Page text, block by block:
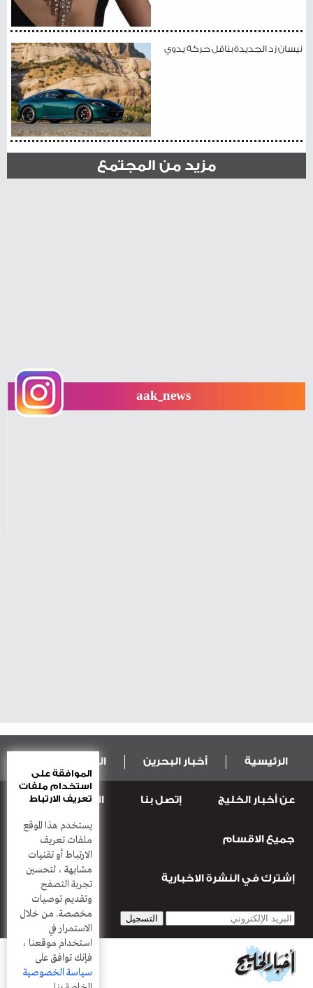
نيسان زد الجديدة بناقل حركة يدوي
مزيد من المجتمع
aak_news
الرئيسية أخبار البحرين المال و الاقتصاد
عربية ودولية الرياضة
قضـايــا وحـــوادث أعمدة
عن أخبار الخليج إتصل بنا المطبعة
جميع الاقسام
إشترك في النشرة الاخبارية
الموافقة على
استخدام ملفات
تعريف الارتباط
يستخدم هذا الموقع
ملفات تعريف
الارتباط أو تقنيات
مشابهة ، لتحسين
تجربة التصفح
وتقديم توصيات
مخصصة. من خلال
الاستمرار في
استخدام موقعنا ،
فإنك توافق على
سياسة الخصوصية